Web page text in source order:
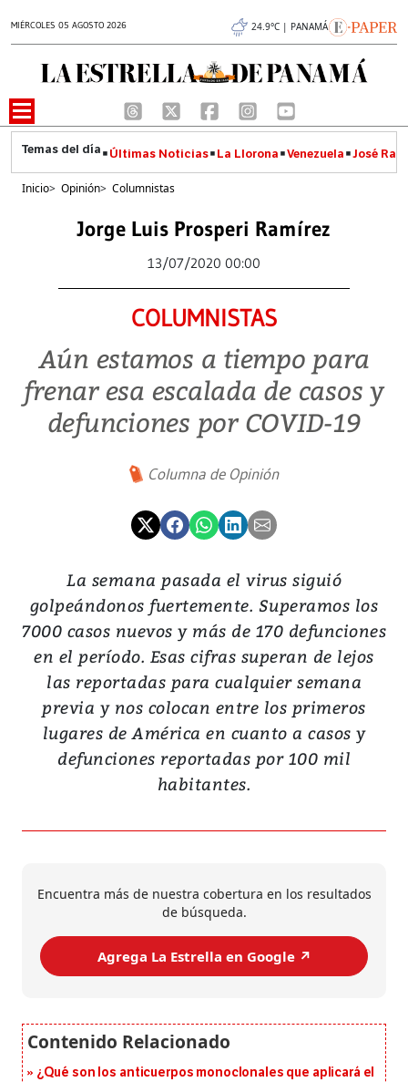
MIÉRCOLES 05 AGOSTO 2026 24.9°C | PANAMÁ
Últimas Noticias La Llorona Venezuela José
Inicio> Opinión> Columnistas
Jorge Luis Prosperi Ramírez
13/07/2020 00:00
COLUMNISTAS
Aún estamos a tiempo para
frenar esa escalada de casos y
defunciones por COVID-19
Columna de Opinión
La semana pasada el virus siguió
golpeándonos fuertemente. Superamos los
7000 casos nuevos y más de 170 defunciones
en el período. Esas cifras superan de lejos
las reportadas para cualquier semana
previa y nos colocan entre los primeros
lugares de América en cuanto a casos y
defunciones reportadas por 100 mil
habitantes.
Encuentra más de nuestra cobertura en los resultados
de búsqueda.
Agrega La Estrella en Google ↗️
¿Qué son los anticuerpos monoclonales que aplicará el